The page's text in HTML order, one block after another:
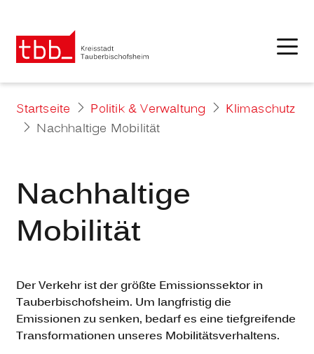
Startseite Politik & Verwaltung
Klimaschutz
Nachhaltige Mobilität
Nachhaltige
Mobilität
Der Verkehr ist der größte Emissionssektor in
Tauberbischofsheim. Um langfristig die
Emissionen zu senken, bedarf es eine tiefgreifende
Transformationen unseres Mobilitätsverhaltens.